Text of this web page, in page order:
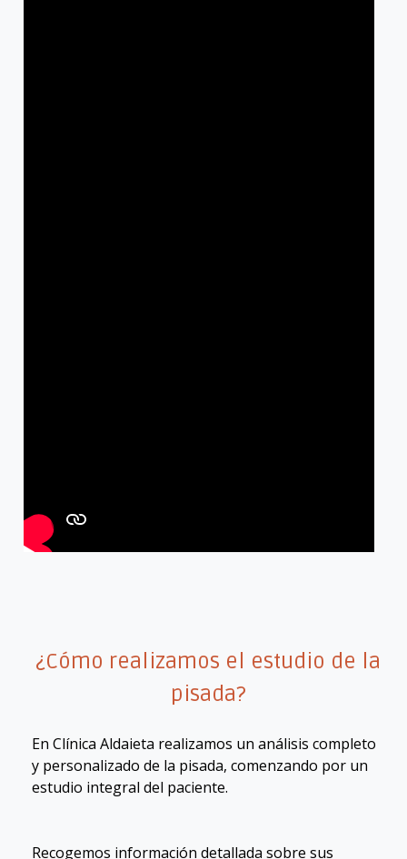
¿Cómo realizamos el estudio de la
pisada?
En Clínica Aldaieta realizamos un análisis completo
y personalizado de la pisada, comenzando por un
estudio integral del paciente.
Recogemos información detallada sobre sus